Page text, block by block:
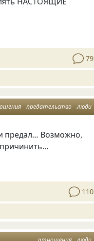
79
предательство люди
предал… Возможно,
110